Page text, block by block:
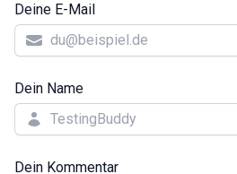
Deine E-Mail
Dein Name
Dein Kommentar